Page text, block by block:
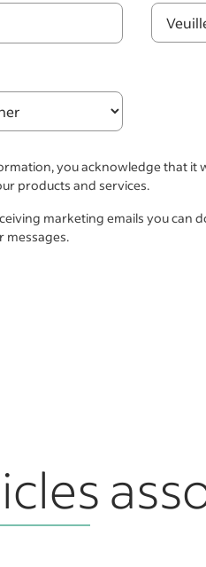
you acknowledge that it
products and services.
marketing emails you can
messages.